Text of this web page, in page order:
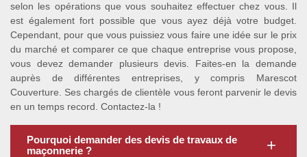
selon les opérations que vous souhaitez effectuer chez vous. Il
est également fort possible que vous ayez déjà votre budget.
Cependant, pour que vous puissiez vous faire une idée sur le prix
du marché et comparer ce que chaque entreprise vous propose,
vous devez demander plusieurs devis. Faites-en la demande
auprès de différentes entreprises, y compris Marescot
Couverture. Ses chargés de clientèle vous feront parvenir le devis
en un temps record. Contactez-la !
Pourquoi demander des devis de travaux de
maçonnerie ?